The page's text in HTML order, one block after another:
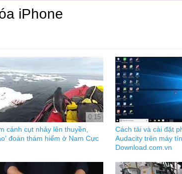
iPhone
0:15
cánh cụt nhảy lên thuyền,
đoàn thám hiểm ở Nam Cực
Cách tải và cài đặt
Audacity trên máy
Download.com.vn